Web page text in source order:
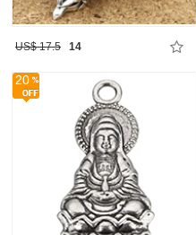
US$ 17.5 14
20